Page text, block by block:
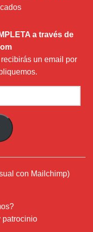
a través de
un email por
con Mailchimp)
patrocinio